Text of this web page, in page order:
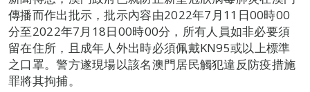
傳播而作出批示，批示內容由2022年7月11日00時00
分至2022年7月18日00時00分，所有人員如非必要須
留在住所，且成年人外出時必須佩戴KN95或以上標準
之口罩。警方遂現場以該名澳門居民觸犯違反防疫措施
罪將其拘捕。